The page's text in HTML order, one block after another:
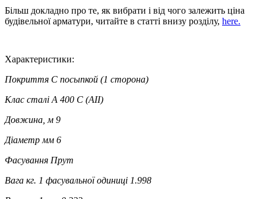
Більш докладно про те, як вибрати і від чого залежить ціна
будівельної арматури, читайте в статті внизу розділу, here.
Характеристики:
Покриття С посыпкой (1 сторона)
Клас сталі A 400 C (AII)
Довжина, м 9
Діаметр мм 6
Фасування Прут
Вага кг. 1 фасувальної одиниці 1.998